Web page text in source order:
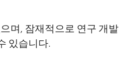
며, 잠재적으로 연구 개발
있습니다.